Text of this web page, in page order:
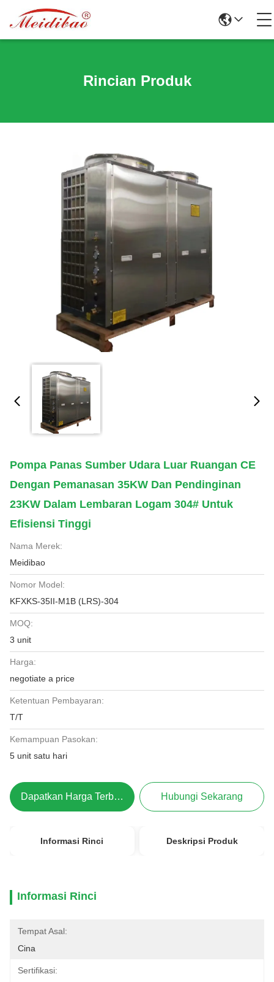
Rincian Produk
Pompa Panas Sumber Udara Luar Ruangan CE
Dengan Pemanasan 35KW Dan Pendinginan
23KW Dalam Lembaran Logam 304# Untuk
Efisiensi Tinggi
Nama Merek:
Meidibao
Nomor Model:
KFXKS-35II-M1B (LRS)-304
MOQ:
3 unit
Harga:
negotiate a price
Ketentuan Pembayaran:
T/T
Kemampuan Pasokan:
5 unit satu hari
Dapatkan Harga Terbaik Hubungi Sekarang
Informasi Rinci Deskripsi Produk
Informasi Rinci
Tempat Asal:
Cina
Sertifikasi: